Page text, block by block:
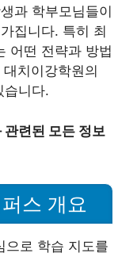
과 학부모님들이
집니다. 특히 최
어떤 전략과 방법
치이강학원의
습니다.
련된 모든 정보
스 개요
으로 학습 지도를